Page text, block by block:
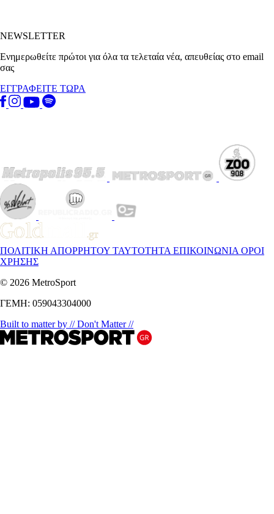
NEWSLETTER
Ενημερωθείτε πρώτοι για όλα τα τελεταία νέα, απευθείας στο email
σας
ΕΓΓΡΑΦΕΙΤΕ ΤΩΡΑ
ΠΟΛΙΤΙΚΗ ΑΠΟΡΡΗΤΟΥ ΤΑΥΤΟΤΗΤΑ ΕΠΙΚΟΙΝΩΝΙΑ ΟΡΟΙ
ΧΡΗΣΗΣ
© 2026 MetroSport
ΓΕΜΗ: 059043304000
Built to matter by // Don't Matter //